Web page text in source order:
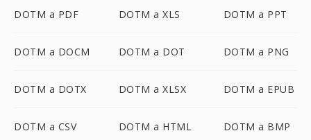
DOTM a PDF DOTM a XLS DOTM a PPT
DOTM a DOCM DOTM a DOT DOTM a PNG
DOTM a DOTX DOTM a XLSX DOTM a EPUB
DOTM a CSV DOTM a HTML DOTM a BMP